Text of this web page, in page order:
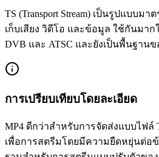
TS (Transport Stream) เป็นรูปแบบม
เก็บเสียง วิดีโอ และข้อมูล ใช้กันมา
DVB และ ATSC และยังเป็นพื้นฐาน
การเปรียบเทียบโดยละเอียด
MP4 ดีกว่าสำหรับการจัดส่งแบบไฟล์
เพื่อการสตรีมโดยมีความยืดหยุ่นต่อ